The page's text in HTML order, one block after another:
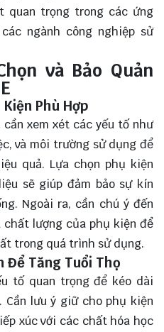
quan trọng trong các ứng
ngành công nghiệp sử
và Bảo Quản
Phù Hợp
xem xét các yếu tố như
và môi trường sử dụng để
quả. Lựa chọn phụ kiện
sẽ giúp đảm bảo sự kín
Ngoài ra, cần chú ý đến
lượng của phụ kiện để
trong quá trình sử dụng.
Để Tăng Tuổi Thọ
tố quan trọng để kéo dài
lưu ý giữ cho phụ kiện
xúc với các chất hóa học